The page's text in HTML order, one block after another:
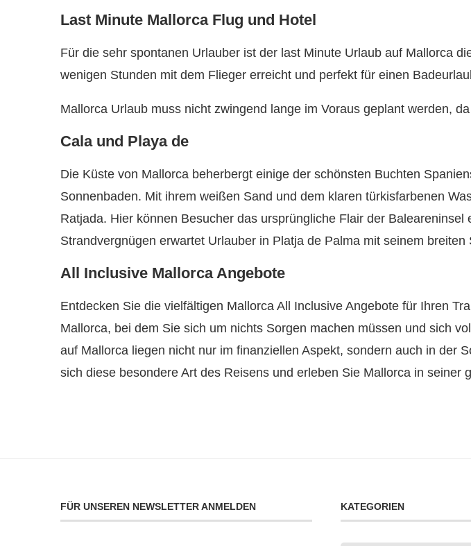
Last Minute Mallorca Flug und Hotel
Für die sehr spontanen Urlauber ist der last Minute Urlaub auf Mallorca
wenigen Stunden mit dem Flieger erreicht und perfekt für einen
Mallorca Urlaub muss nicht zwingend lange im Voraus geplant werden,
Cala und Playa de
Die Küste von Mallorca beherbergt einige der schönsten Buchten
Sonnenbaden. Mit ihrem weißen Sand und dem klaren türkisfarbenen
Ratjada. Hier können Besucher das ursprüngliche Flair der
Strandvergnügen erwartet Urlauber in Platja de Palma mit seinem
All Inclusive Mallorca Angebote
Entdecken Sie die vielfältigen Mallorca All Inclusive Angebote für Ihren
Mallorca, bei dem Sie sich um nichts Sorgen machen müssen und sich
auf Mallorca liegen nicht nur im finanziellen Aspekt, sondern auch in der
sich diese besondere Art des Reisens und erleben Sie Mallorca in seiner
FÜR UNSEREN NEWSLETTER ANMELDEN KATEGORIEN